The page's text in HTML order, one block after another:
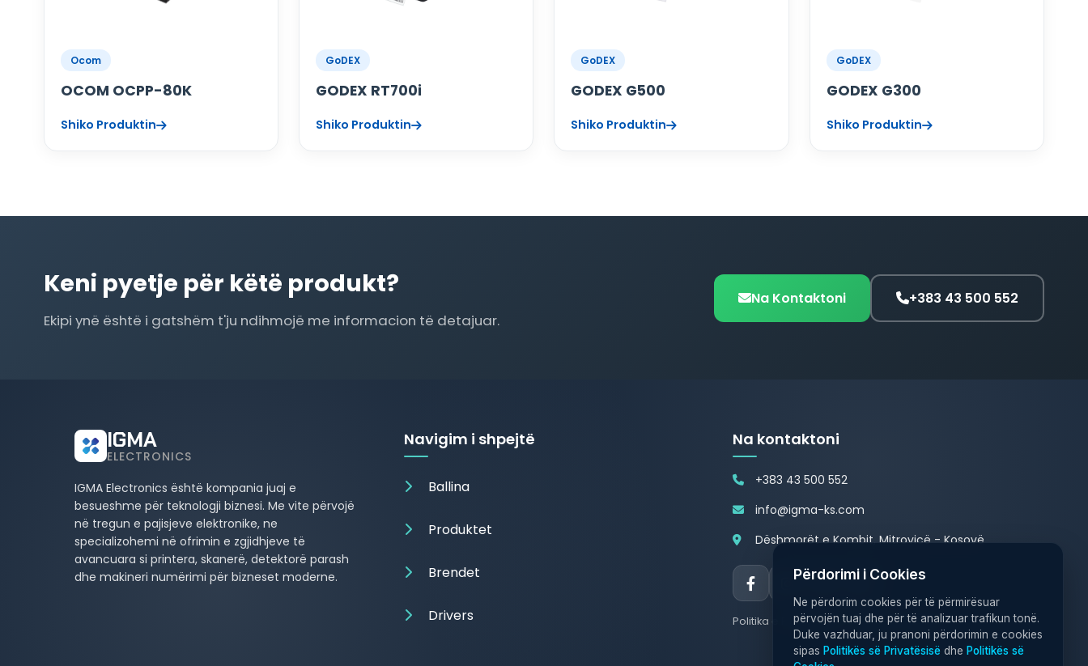
Ocom
OCOM OCPP-80K
Shiko Produktin
GoDEX
GODEX RT700i
Shiko Produktin
GoDEX
GODEX G500
Shiko Produktin
GoDEX
GODEX G300
Shiko Produktin
Keni pyetje për këtë produkt?
Ekipi ynë është i gatshëm t'ju ndihmojë me informacion të detajuar.
Na Kontaktoni +383 43 500 552
IGMA
ELECTRONICS
IGMA Electronics është kompania juaj e
besueshme për teknologji biznesi. Me vite përvojë
në tregun e pajisjeve elektronike, ne
specializohemi në ofrimin e zgjidhjeve të
avancuara si printera, skanerë, detektorë parash
dhe makineri numërimi për bizneset moderne.
Navigim i shpejtë
Ballina
Produktet
Brendet
Drivers
Na kontaktoni
+383 43 500 552
info@igma-ks.com
Dëshmorët e Kombit, Mitrovicë - Kosovë
Politika e Privatësisë Politika e Cookies
Përdorimi i Cookies
Ne përdorim cookies për të përmirësuar
përvojën tuaj dhe për të analizuar trafikun tonë.
Duke vazhduar, ju pranoni përdorimin e cookies
sipas Politikës së Privatësisë dhe Politikës së